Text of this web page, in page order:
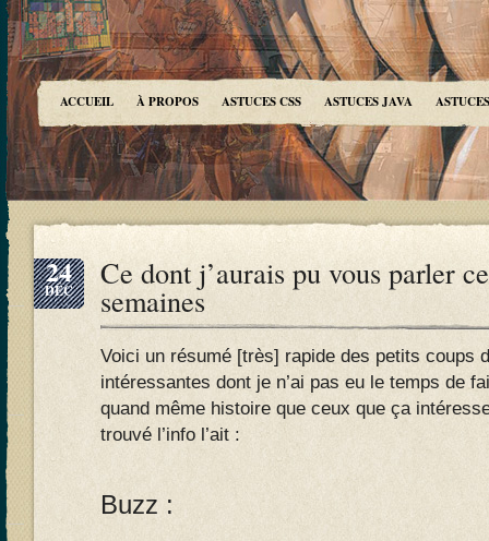
ACCUEIL À PROPOS ASTUCES CSS ASTUCES JAVA
24
DÉC Ce dont j’aurais pu vous parler
semaines
Voici un résumé [très] rapide des petits coups
intéressantes dont je n’ai pas eu le temps de
quand même histoire que ceux que ça
trouvé l’info l’ait :
Buzz :